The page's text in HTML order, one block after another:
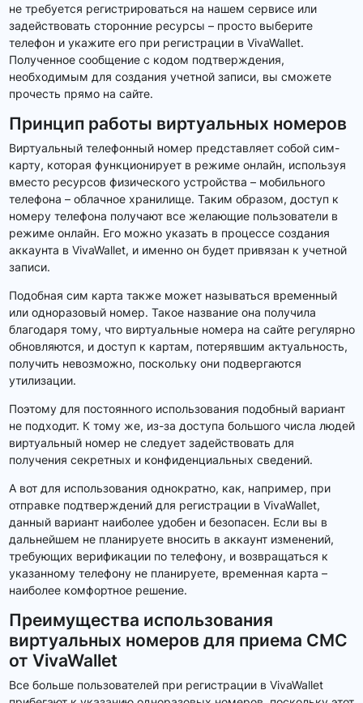
не требуется регистрироваться на нашем сервисе или
задействовать сторонние ресурсы – просто выберите
телефон и укажите его при регистрации в VivaWallet.
Полученное сообщение с кодом подтверждения,
необходимым для создания учетной записи, вы сможете
прочесть прямо на сайте.
Принцип работы виртуальных номеров
Виртуальный телефонный номер представляет собой сим-
карту, которая функционирует в режиме онлайн, используя
вместо ресурсов физического устройства – мобильного
телефона – облачное хранилище. Таким образом, доступ к
номеру телефона получают все желающие пользователи в
режиме онлайн. Его можно указать в процессе создания
аккаунта в VivaWallet, и именно он будет привязан к учетной
записи.
Подобная сим карта также может называться временный
или одноразовый номер. Такое название она получила
благодаря тому, что виртуальные номера на сайте регулярно
обновляются, и доступ к картам, потерявшим актуальность,
получить невозможно, поскольку они подвергаются
утилизации.
Поэтому для постоянного использования подобный вариант
не подходит. К тому же, из-за доступа большого числа людей
виртуальный номер не следует задействовать для
получения секретных и конфиденциальных сведений.
А вот для использования однократно, как, например, при
отправке подтверждений для регистрации в VivaWallet,
данный вариант наиболее удобен и безопасен. Если вы в
дальнейшем не планируете вносить в аккаунт изменений,
требующих верификации по телефону, и возвращаться к
указанному телефону не планируете, временная карта –
наиболее комфортное решение.
Преимущества использования
виртуальных номеров для приема СМС
от VivaWallet
Все больше пользователей при регистрации в VivaWallet